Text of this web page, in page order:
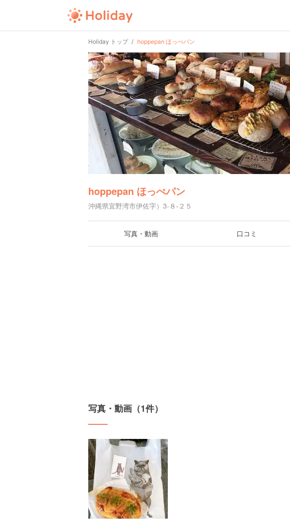
Holiday トップ hoppepan ほっぺパン
hoppepan ほっぺパン
沖縄県宜野湾市伊佐字）3-８-２５
写真・動画 口コミ
写真・動画（1件）